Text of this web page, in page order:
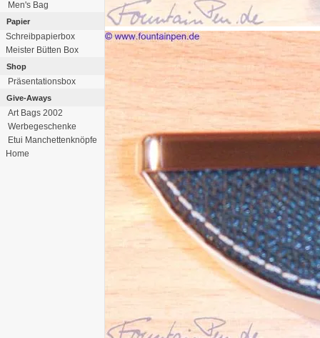
Men's Bag
Papier
Schreibpapierbox
Meister Bütten Box
Shop
Präsentationsbox
Give-Aways
Art Bags 2002
Werbegeschenke
Etui Manchettenknöpfe
Home